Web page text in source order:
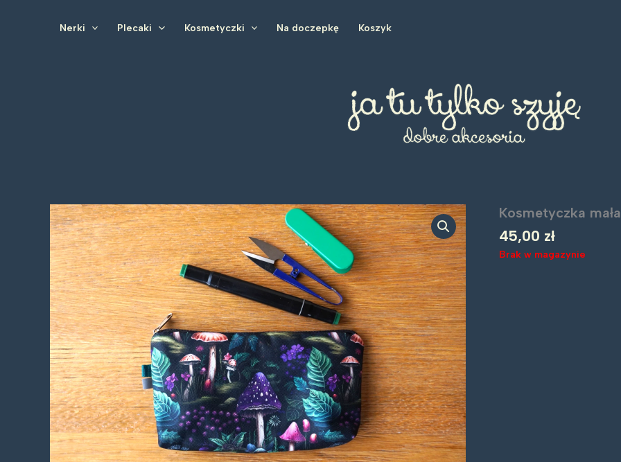
Nerki Plecaki Kosmetyczki Na doczepkę Koszyk
Kosmetyczka
45,00 zł
Brak w magazynie